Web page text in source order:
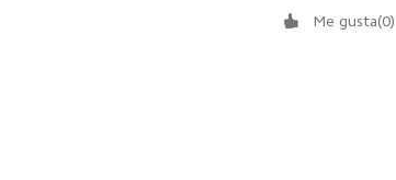
Me gusta(0)